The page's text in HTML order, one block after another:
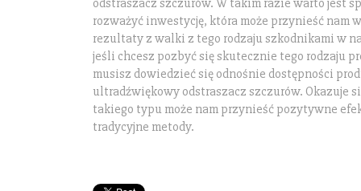
odstraszacz szczurów. W takim razie warto jest
rozważyć inwestycję, która może przynieść nam
rezultaty z walki z tego rodzaju szkodnikami w
jeśli chcesz pozbyć się skutecznie tego rodzaju
musisz dowiedzieć się odnośnie dostępności
ultradźwiękowy odstraszacz szczurów. Okazuje
takiego typu może nam przynieść pozytywne
tradycyjne metody.